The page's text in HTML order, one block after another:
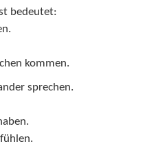
bedeutet:
kommen.
sprechen.